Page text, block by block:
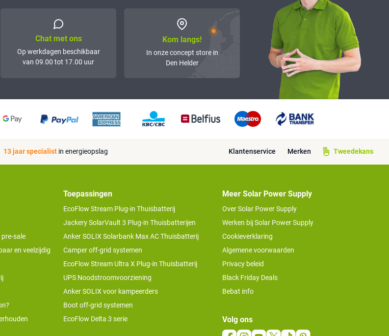
Chat met ons
Op werkdagen beschikbaar
van 09.00 tot 17.00 uur
Kom langs!
In onze concept store in
Den Helder
13 jaar specialist in energieopslag Klantenservice Merken Tweedekans
sale
en veelzijdig
Toepassingen
EcoFlow Stream Plug-in Thuisbatterij
Jackery SolarVault 3 Plug-in Thuisbatterijen
Anker SOLIX Solarbank Max AC Thuisbatterij
Camper off-grid systemen
EcoFlow Stream Ultra X Plug-in Thuisbatterij
UPS Noodstroomvoorziening
Anker SOLIX voor kampeerders
Boot off-grid systemen
EcoFlow Delta 3 serie
Meer Solar Power Supply
Over Solar Power Supply
Werken bij Solar Power Supply
Cookieverklaring
Algemene voorwaarden
Privacy beleid
Black Friday Deals
Bebat info
Volg ons